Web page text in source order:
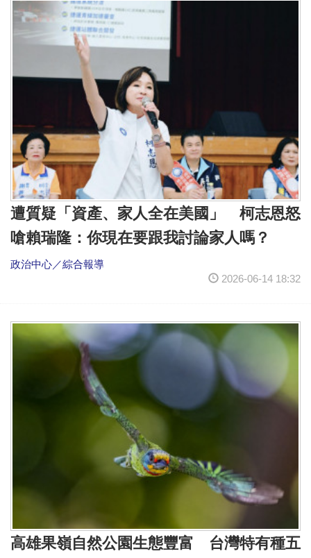
遭質疑「資產、家人全在美國」 柯志恩怒
嗆賴瑞隆：你現在要跟我討論家人嗎？
政治中心／綜合報導
2026-06-14 18:32
高雄果嶺自然公園生態豐富 台灣特有種五